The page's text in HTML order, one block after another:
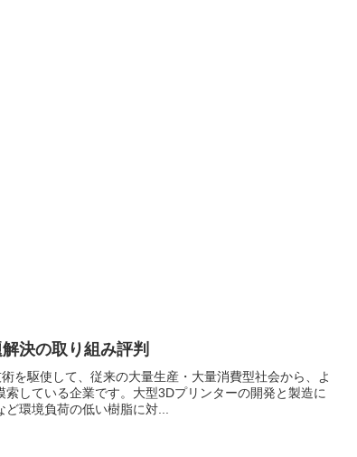
決の取り組み評判
を駆使して、従来の大量生産・大量消費型社会から、よ
索している企業です。大型3Dプリンターの開発と製造に
ど環境負荷の低い樹脂に対...